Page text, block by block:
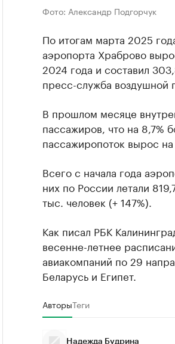
Фото: Александр Подгорчук
По итогам марта 2025
аэропорта Храброво
2024 года и составил
пресс-служба воздушной
В прошлом месяце
пассажиров, что на 8,7%
пассажиропоток вырос
Всего с начала года
них по России летали
тыс. человек (+ 147%).
Как писал РБК
весенне-летнее
авиакомпаний по 29
Беларусь и Египет.
АвторыТеги
Надежда Будрина